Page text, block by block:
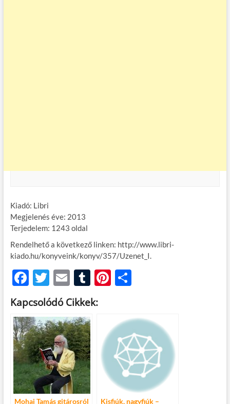
Kiadó: Libri
Megjelenés éve: 2013
Terjedelem: 1243 oldal
Rendelhető a következő linken: http://www.libri-
kiado.hu/konyveink/konyv/357/Uzenet_I.
F
ac
e
b
o
o
k
T
w
itt
er
E
m
ail
T
u
m
bl
r
Pi
es
O
m
e
g
Kapcsolódó Cikkek:
Mohai Tamás gitárosról
Kisfiúk, nagyfiúk –